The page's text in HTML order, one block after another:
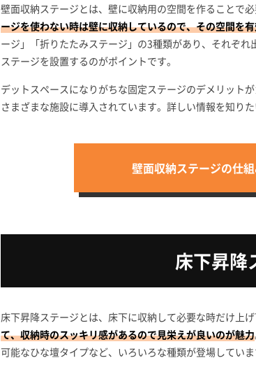
壁面収納ステージとは、壁に収納用の空間を作ることで
ージを使わない時は壁に収納しているので、その空間を
ージ」「折りたたみステージ」の3種類があり、それぞ
ステージを設置するのがポイントです。
デットスペースになりがちな固定ステージのデメリット
さまざまな施設に導入されています。詳しい情報を知り
壁面収納ステージの仕
床下昇降
床下昇降ステージとは、床下に収納して必要な時だけ上
て、収納時のスッキリ感があるので見栄えが良いのが魅力
可能なひな壇タイプなど、いろいろな種類が登場していま